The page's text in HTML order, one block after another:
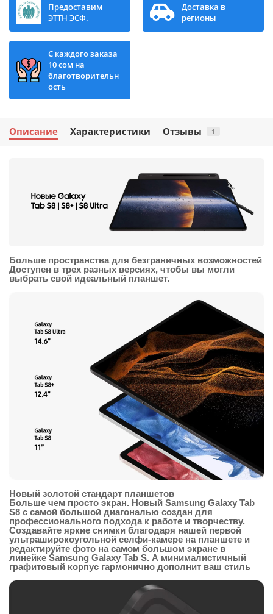
Предоставим
ЭТТН ЭСФ.
Доставка в
регионы
С каждого заказа
10 сом на
благотворительн
ость
Описание Характеристики Отзывы 1
Больше пространства для безграничных возможностей
Доступен в трех разных версиях, чтобы вы могли
выбрать свой идеальный планшет.
Новый золотой стандарт планшетов
Больше чем просто экран. Новый Samsung Galaxy Tab
S8 с самой большой диагональю создан для
профессионального подхода к работе и творчеству.
Создавайте яркие снимки благодаря нашей первой
ультраширокоугольной селфи-камере на планшете и
редактируйте фото на самом большом экране в
линейке Samsung Galaxy Tab S. А минималистичный
графитовый корпус гармонично дополнит ваш стиль